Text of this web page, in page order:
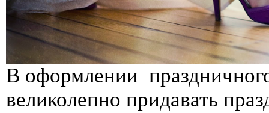
В оформлении
великолепно придавать